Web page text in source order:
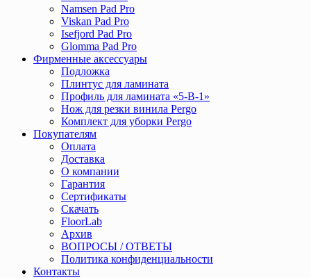
Namsen Pad Pro
Viskan Pad Pro
Isefjord Pad Pro
Glomma Pad Pro
Фирменные аксессуары
Подложка
Плинтус для ламината
Профиль для ламината «5-В-1»
Нож для резки винила Pergo
Комплект для уборки Pergo
Покупателям
Оплата
Доставка
О компании
Гарантия
Сертификаты
Скачать
FloorLab
Архив
ВОПРОСЫ / ОТВЕТЫ
Политика конфиденциальности
Контакты